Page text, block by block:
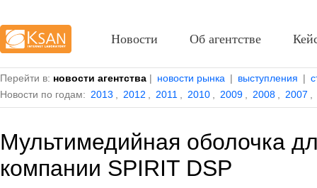
Перейти в: новости агентства | новости рынка | выступления |
Новости по годам: 2013 2012 2011 2010 2009 2008 2007
Мультимедийная оболочка
компании SPIRIT DSP
Новости Об агентстве